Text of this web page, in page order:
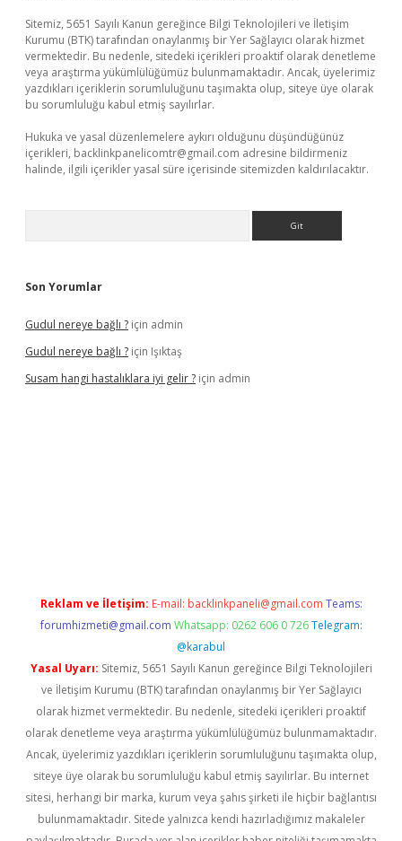
Sitemiz, 5651 Sayılı Kanun gereğince Bilgi Teknolojileri ve İletişim
Kurumu (BTK) tarafından onaylanmış bir Yer Sağlayıcı olarak hizmet
vermektedir. Bu nedenle, sitedeki içerikleri proaktif olarak denetleme
veya araştırma yükümlülüğümüz bulunmamaktadır. Ancak, üyelerimiz
yazdıkları içeriklerin sorumluluğunu taşımakta olup, siteye üye olarak
bu sorumluluğu kabul etmiş sayılırlar.
Hukuka ve yasal düzenlemelere aykırı olduğunu düşündüğünüz
içerikleri, backlinkpanelicomtr@gmail.com adresine bildirmeniz
halinde, ilgili içerikler yasal süre içerisinde sitemizden kaldırılacaktır.
Son Yorumlar
Gudul nereye bağlı ? için admin
Gudul nereye bağlı ? için Işıktaş
Susam hangi hastalıklara iyi gelir ? için admin
Reklam ve İletişim: E-mail: backlinkpaneli@gmail.com Teams:
forumhizmeti@gmail.com Whatsapp: 0262 606 0 726 Telegram:
@karabul
Yasal Uyarı: Sitemiz, 5651 Sayılı Kanun gereğince Bilgi Teknolojileri
ve İletişim Kurumu (BTK) tarafından onaylanmış bir Yer Sağlayıcı
olarak hizmet vermektedir. Bu nedenle, sitedeki içerikleri proaktif
olarak denetleme veya araştırma yükümlülüğümüz bulunmamaktadır.
Ancak, üyelerimiz yazdıkları içeriklerin sorumluluğunu taşımakta olup,
siteye üye olarak bu sorumluluğu kabul etmiş sayılırlar. Bu internet
sitesi, herhangi bir marka, kurum veya şahıs şirketi ile hiçbir bağlantısı
bulunmamaktadır. Sitede yalnızca kendi hazırladığımız makaleler